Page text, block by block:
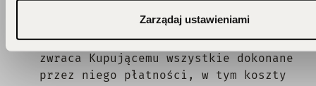
Zarządaj ustawieniami
otrzymania oświadczenia Kupującego o
odstąpieniu od umowy oraz towaru,
zwraca Kupującemu wszystkie dokonane
przez niego płatności, w tym koszty